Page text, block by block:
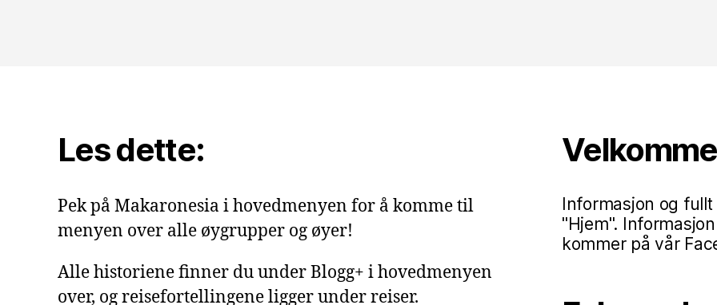
Les dette:
Pek på Makaronesia i hovedmenyen for å komme til
menyen over alle øygrupper og øyer!
Alle historiene finner du under Blogg+ i hovedmenyen
over, og reisefortellingene ligger under reiser.
Informasjon og
"Hjem".
kommer på vår